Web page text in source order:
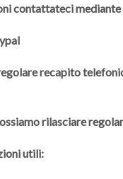
contattateci mediante
recapito
rilasciare
utili: